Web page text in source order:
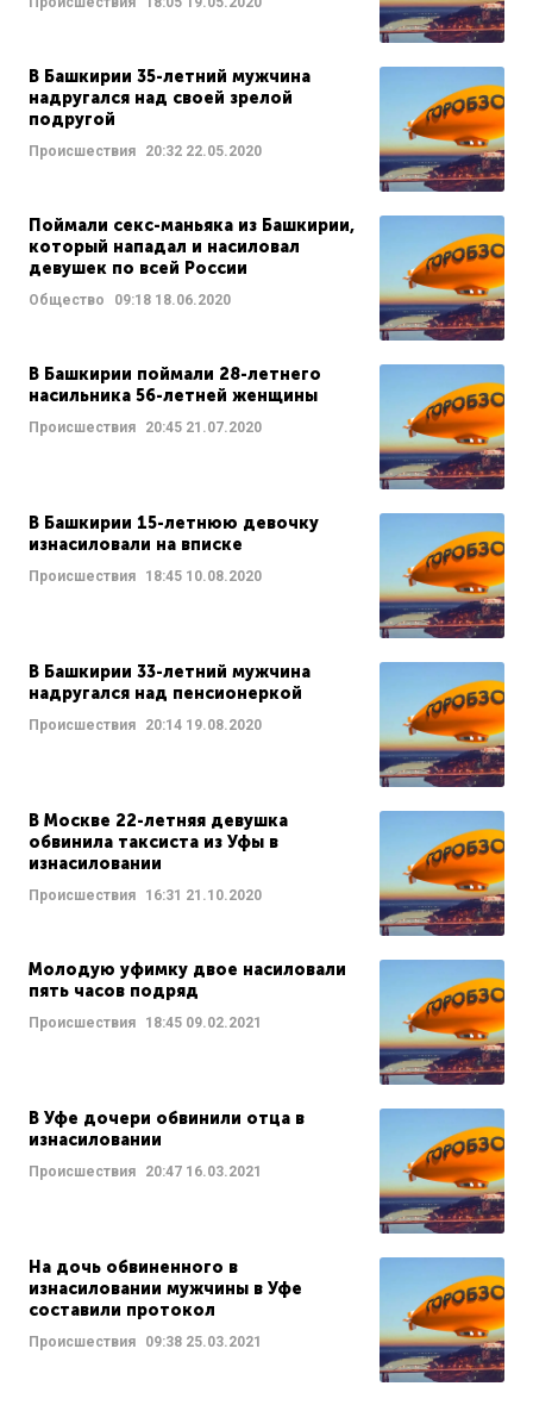
В Башкирии 35-летний мужчина
надругался над своей зрелой
подругой
Происшествия 20:32 22.05.2020
Поймали секс-маньяка из Башкирии,
который нападал и насиловал
девушек по всей России
Общество 09:18 18.06.2020
В Башкирии поймали 28-летнего
насильника 56-летней женщины
Происшествия 20:45 21.07.2020
В Башкирии 15-летнюю девочку
изнасиловали на вписке
Происшествия 18:45 10.08.2020
В Башкирии 33-летний мужчина
надругался над пенсионеркой
Происшествия 20:14 19.08.2020
В Москве 22-летняя девушка
обвинила таксиста из Уфы в
изнасиловании
Происшествия 16:31 21.10.2020
Молодую уфимку двое насиловали
пять часов подряд
Происшествия 18:45 09.02.2021
В Уфе дочери обвинили отца в
изнасиловании
Происшествия 20:47 16.03.2021
На дочь обвиненного в
изнасиловании мужчины в Уфе
составили протокол
Происшествия 09:38 25.03.2021